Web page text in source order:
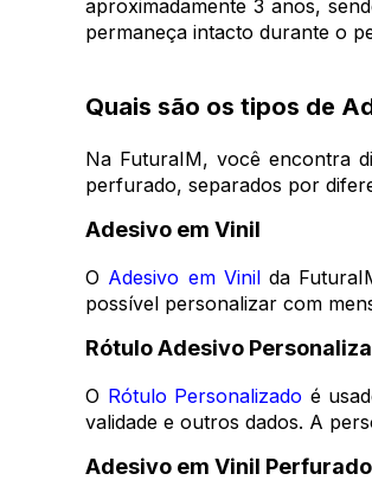
720x800mm (8)
800x2100mm
890x1260mm
90x130mm
aproximadamente 3 anos,
permaneça intacto durante o
Quais são os tipos de
Na FuturaIM, você encontra
perfurado, separados por
Adesivo em Vinil
O Adesivo em Vinilda
possível personalizar com
Rótulo Adesivo
O Rótulo Personalizado é
validade e outros dados. A
Adesivo em Vinil Perfurado